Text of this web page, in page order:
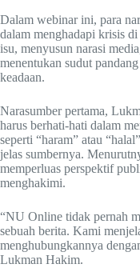
Dalam webinar ini, para
dalam menghadapi krisis
isu, menyusun narasi
menentukan sudut
keadaan.
Narasumber pertama,
harus berhati-hati dalam
seperti “haram” atau
jelas sumbernya.
memperluas perspektif
menghakimi.
“NU Online tidak pernah
sebuah berita. Kami
menghubungkannya
Lukman Hakim.